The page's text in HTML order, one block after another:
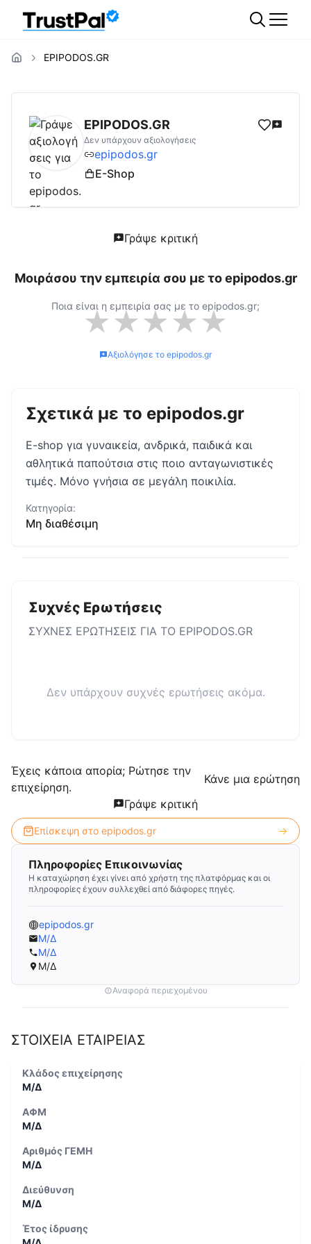
EPIPODOS.GR
epipodos.grΑξιολογήσεις | Δες
EPIPODOS.GR
Δεν υπάρχουν αξιολογήσεις
epipodos.gr
E-Shop
Γράψε κριτική
Μοιράσου την εμπειρία σου με τοepipodos.gr
Ποια είναι η εμπειρία σας με το epipodos.gr;
★★★★★
Αξιολόγησε το epipodos.gr
Σχετικά με το epipodos.gr
E-shop για γυναικεία, ανδρικά, παιδικά και
αθλητικά παπούτσια στις ποιο ανταγωνιστικές
τιμές. Μόνο γνήσια σε μεγάλη ποικιλία.
Κατηγορία:
Μη διαθέσιμη
Συχνές Ερωτήσεις
ΣΥΧΝΕΣ ΕΡΩΤΗΣΕΙΣ ΓΙΑ ΤΟ EPIPODOS.GR
Δεν υπάρχουν συχνές ερωτήσεις ακόμα.
Έχεις κάποια απορία; Ρώτησε την
επιχείρηση.
Κάνε μια ερώτηση
Γράψε κριτική
Επίσκεψη στο epipodos.gr
Πληροφορίες Επικοινωνίας
Η καταχώρηση έχει γίνει από χρήστη της πλατφόρμας και οι
πληροφορίες έχουν συλλεχθεί από διάφορες πηγές.
epipodos.gr
Μ/Δ
Μ/Δ
Μ/Δ
Αναφορά περιεχομένου
ΣΤΟΙΧΕΙΑ ΕΤΑΙΡΕΙΑΣ
Κλάδος επιχείρησης
Μ/Δ
ΑΦΜ
Μ/Δ
Αριθμός ΓΕΜΗ
Μ/Δ
Διεύθυνση
Μ/Δ
Έτος ίδρυσης